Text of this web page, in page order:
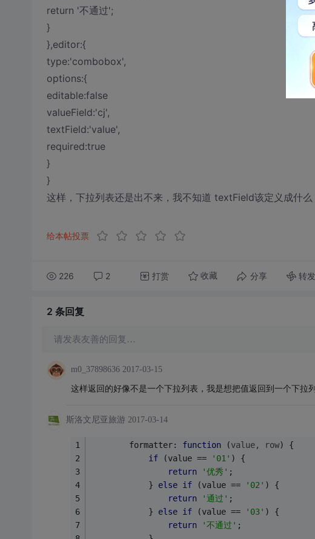
return '不通过';
}
},editor:{
type:'combobox',
options:{
editable:false
valueField:'cj',
textField:'value',
required:true
}
}
这样，下拉列表还是出不来，我不知道 textField该定义成什么
给本帖投票
226 2 打赏 收藏 分享 转
2 条回复
请发表友善的回复…
m0_37898636 2017-03-15
这样返回的好像不是一个下拉列表，我是想把值返回到一个下拉
斯洛文尼亚旅游 2017-03-14
        formatter:
function (value, row) {
if (value == '01' ) {
return
'优秀' ;
            }
else if (value == '02' ) {
return
'通过' ;
            }
else if (value == '03' ) {
return
'不通过' ;